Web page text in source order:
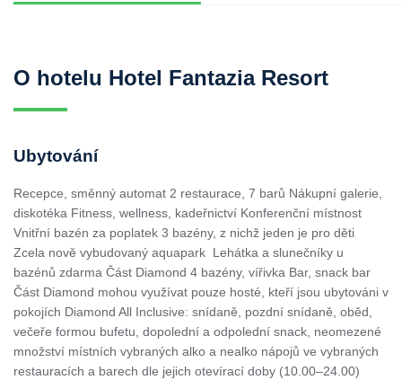
O hotelu Hotel Fantazia Resort
Ubytování
Recepce, směnný automat 2 restaurace, 7 barů Nákupní galerie,
diskotéka Fitness, wellness, kadeřnictví Konferenční místnost
Vnitřní bazén za poplatek 3 bazény, z nichž jeden je pro děti
Zcela nově vybudovaný aquapark Lehátka a slunečníky u
bazénů zdarma Část Diamond 4 bazény, vířivka Bar, snack bar
Část Diamond mohou využívat pouze hosté, kteří jsou ubytováni v
pokojích Diamond All Inclusive: snídaně, pozdní snídaně, oběd,
večeře formou bufetu, dopolední a odpolední snack, neomezené
množství místních vybraných alko a nealko nápojů ve vybraných
restauracích a barech dle jejich otevírací doby (10.00–24.00)